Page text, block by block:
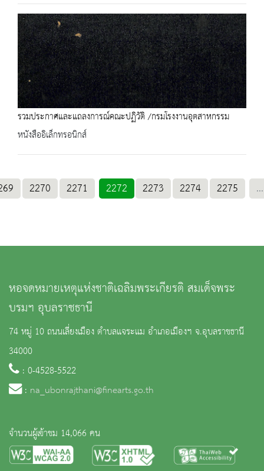
รวมประกาศและแถลงการณ์คณะปฏิวัติ /กรมโรงงานอุตสาหกรรม
หนังสืออิเล็กทรอนิกส์
2270 2271 2272 2273 2274 2275 ...
หอจดหมายเหตุแห่งชาติเฉลิมพระเกียรติ สมเด็จพระ
บรมฯ อุบลราชธานี
74 หมู่ 10 ถนนเลี่ยงเมือง ตำบลแจระแม อำเภอเมืองฯ จ.อุบลราชธานี
34000
: 0-4528-5522
: na_ubonrajthani@finearts.go.th
จำนวนผู้เข้าชม 14,066 คน